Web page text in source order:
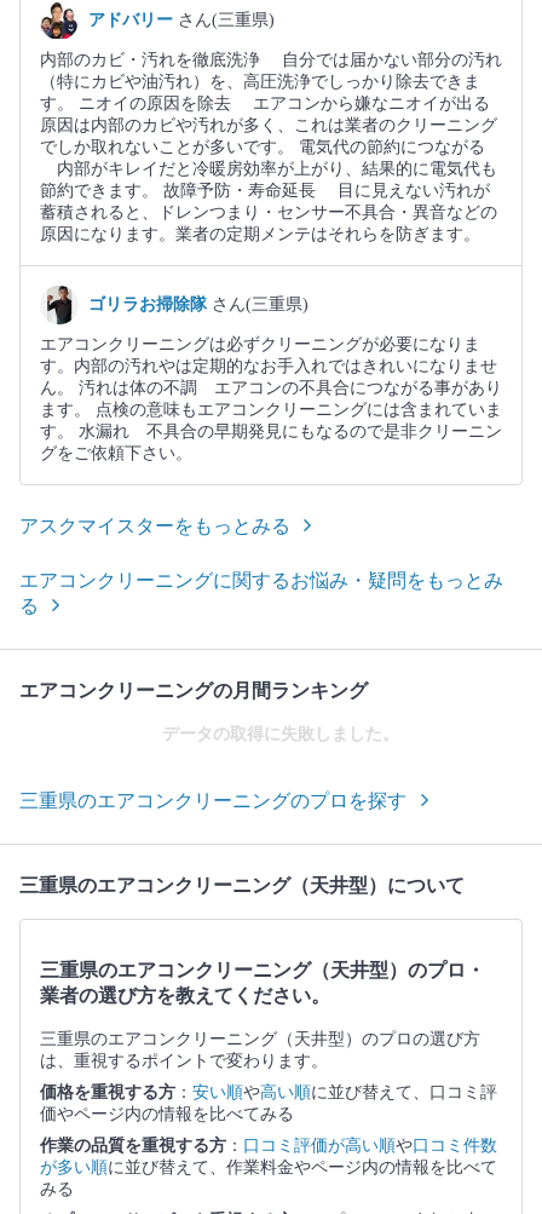
アドバリー さん(三重県)
内部のカビ・汚れを徹底洗浄 自分では届かない部分の汚れ
（特にカビや油汚れ）を、高圧洗浄でしっかり除去できま
す。 ニオイの原因を除去 エアコンから嫌なニオイが出る
原因は内部のカビや汚れが多く、これは業者のクリーニング
でしか取れないことが多いです。 電気代の節約につながる
内部がキレイだと冷暖房効率が上がり、結果的に電気代も
節約できます。 故障予防・寿命延長 目に見えない汚れが
蓄積されると、ドレンつまり・センサー不具合・異音などの
原因になります。業者の定期メンテはそれらを防ぎます。
ゴリラお掃除隊 さん(三重県)
エアコンクリーニングは必ずクリーニングが必要になりま
す。内部の汚れやは定期的なお手入れではきれいになりませ
ん。 汚れは体の不調 エアコンの不具合につながる事があり
ます。 点検の意味もエアコンクリーニングには含まれていま
す。 水漏れ 不具合の早期発見にもなるので是非クリーニン
グをご依頼下さい。
アスクマイスターをもっとみる
エアコンクリーニングに関するお悩み・疑問をもっとみ
る
エアコンクリーニングの月間ランキング
データの取得に失敗しました。
三重県のエアコンクリーニングのプロを探す
三重県のエアコンクリーニング（天井型）について
三重県のエアコンクリーニング（天井型）のプロ・
業者の選び方を教えてください。
三重県のエアコンクリーニング（天井型）のプロの選び方
は、重視するポイントで変わります。
価格を重視する方 ： 安い順や高い順に並び替えて、口コミ評
価やページ内の情報を比べてみる
作業の品質を重視する方 ： 口コミ評価が高い順や口コミ件数
が多い順に並び替えて、作業料金やページ内の情報を比べて
みる